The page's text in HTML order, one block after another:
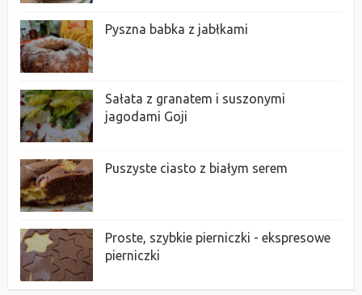
Pyszna babka z jabłkami
Sałata z granatem i suszonymi
jagodami Goji
Puszyste ciasto z białym serem
Proste, szybkie pierniczki - ekspresowe
pierniczki